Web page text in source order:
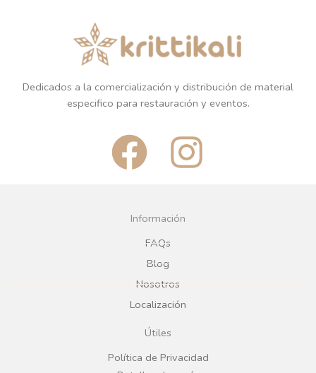
Dedicados a la comercialización y distribución de material
especifico para restauración y eventos.
F
a
c
e
b
o
o
I
n
g
r
Información
FAQs
Blog
Nosotros
Localización
Útiles
Política de Privacidad